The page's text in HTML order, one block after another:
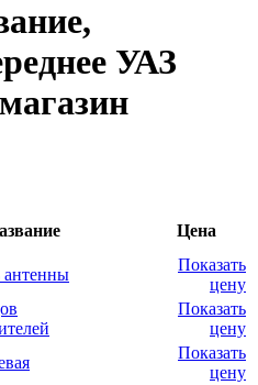
УАЗ
Цена
антенны
Показать
цену
Показать
цену
Показать
цену